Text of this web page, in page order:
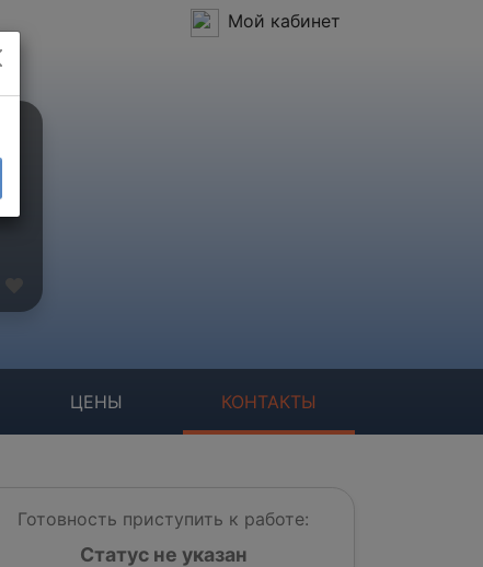
Мой кабинет
ЦЕНЫ КОНТАКТЫ
Готовность приступить к работе:
Статус не указан